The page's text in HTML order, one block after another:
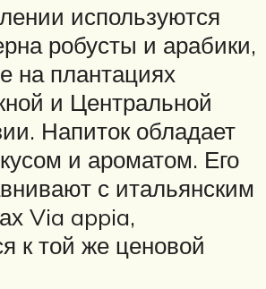
используются
робусты и арабики,
на плантациях
и Центральной
Напиток обладает
и ароматом. Его
с итальянским
Via appia,
к той же ценовой